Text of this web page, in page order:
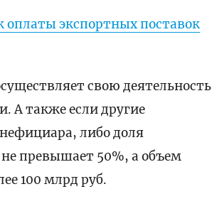
экспортных поставок
свою деятельность
А также если другие
либо доля
превышает 50%, а объем
100 млрд руб.